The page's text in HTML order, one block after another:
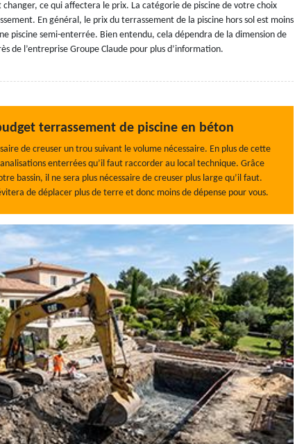
changer, ce qui affectera le prix. La catégorie de piscine de votre choix
En général, le prix du terrassement de la piscine hors sol est moins
piscine semi-enterrée. Bien entendu, cela dépendra de la dimension de
de l’entreprise Groupe Claude pour plus d’information.
terrassement de piscine en béton
de creuser un trou suivant le volume nécessaire. En plus de cette
enterrées qu’il faut raccorder au local technique. Grâce
bassin, il ne sera plus nécessaire de creuser plus large qu’il faut.
de déplacer plus de terre et donc moins de dépense pour vous.